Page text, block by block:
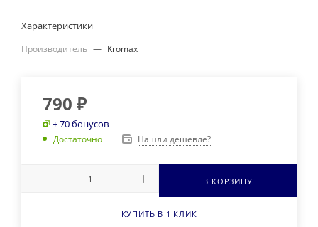
Характеристики
Производитель — Kromax
790 ₽
+ 70 бонусов
Достаточно Нашли дешевле?
В КОРЗИНУ
КУПИТЬ В 1 КЛИК